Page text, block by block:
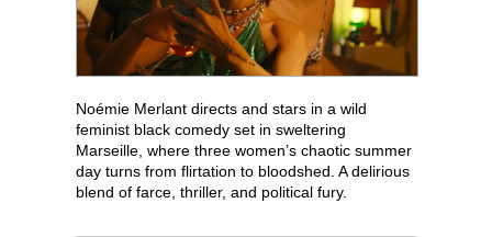
Noémie Merlant directs and stars in a wild
feminist black comedy set in sweltering
Marseille, where three women’s chaotic summer
day turns from flirtation to bloodshed. A delirious
blend of farce, thriller, and political fury.